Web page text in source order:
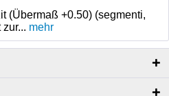
(Übermaß +0.50) (segmenti,
mehr